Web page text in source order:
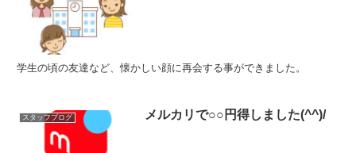
学生の頃の友達など、懐かしい顔に再会する事ができました。
スタッフブログ メルカリで○○円得しました(^^)/